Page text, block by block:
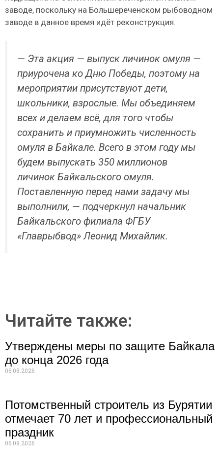
заводе, поскольку на Большереченском рыбоводном
заводе в данное время идёт реконструкция.
— Эта акция — выпуск личинок омуля —
приурочена ко Дню Победы, поэтому на
мероприятии присутствуют дети,
школьники, взрослые. Мы объединяем
всех и делаем всё, для того чтобы
сохранить и приумножить численность
омуля в Байкале. Всего в этом году мы
будем выпускать 350 миллионов
личинок Байкальского омуля.
Поставленную перед нами задачу мы
выполнили, — подчеркнул начальник
Байкальского филиала ФГБУ
«Главрыбвод» Леонид Михайлик.
Читайте также:
Утверждены меры по защите Байкала
до конца 2026 года
06.08.2026
Потомственный строитель из Бурятии
отмечает 70 лет и профессиональный
праздник
06.08.2026